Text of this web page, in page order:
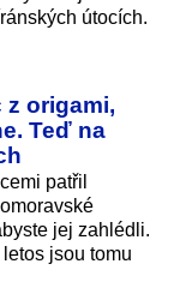
útocích.
origami,
Teď na
patřil
jej zahlédli.
jsou tomu